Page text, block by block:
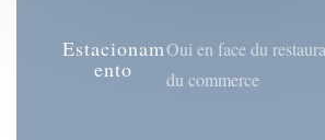
Estacionam
ento
Oui en face du
du commerce